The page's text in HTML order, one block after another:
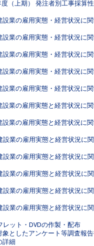
（上期） 発注者別工事採算
業の雇用実態・経営状況に
業の雇用実態・経営状況に
業の雇用実態・経営状況に
業の雇用実態・経営状況に
業の雇用実態・経営状況に
業の雇用実態と経営状況に
業の雇用実態と経営状況に
業の雇用実態と経営状況に
業の雇用実態と経営状況に
業の雇用実態と経営状況に
業の雇用実態と経営状況に
業の雇用実態と経営状況に
レット・DVDの作製・配布
としたアンケート等調査報告
詳細